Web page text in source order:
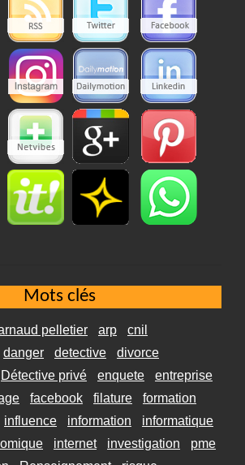
Mots clés
pelletier arp
cnil
danger detective
divorce
Détective privé enquete
entreprise
facebook filature
formation
influence information
informatique
internet investigation
pme